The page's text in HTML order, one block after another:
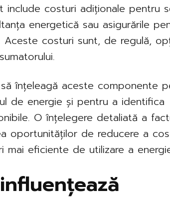
include costuri adiționale pentru
energetică sau asigurările
Aceste costuri sunt, de regulă,
înțeleagă aceste componente
de energie și pentru a identifica
O înțelegere detaliată a
oportunităților de reducere a
mai eficiente de utilizare a